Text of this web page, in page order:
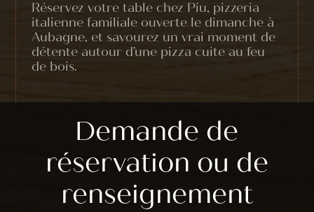
Réservez votre table chez Piu, pizzeria
italienne familiale ouverte le dimanche à
Aubagne, et savourez un vrai moment de
détente autour d’une pizza cuite au feu
de bois.
Demande de
réservation ou de
renseignement